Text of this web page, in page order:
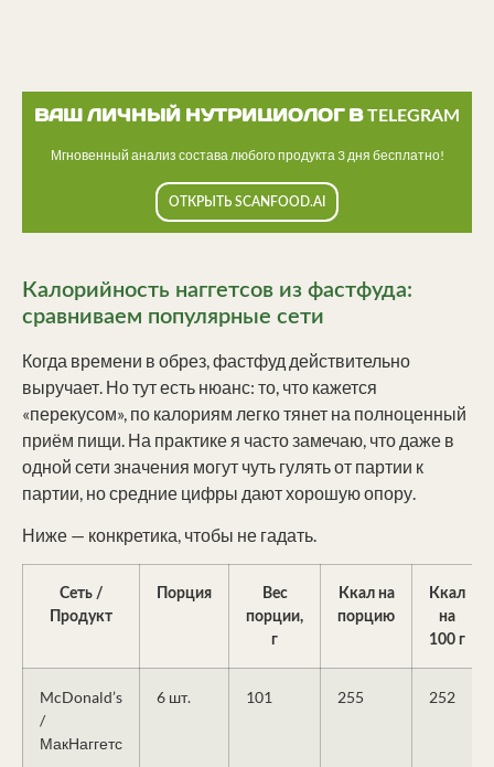
ВАШ ЛИЧНЫЙ НУТРИЦИОЛОГ В TELEGRAM
Мгновенный анализ состава любого продукта 3 дня бесплатно!
ОТКРЫТЬ SCANFOOD.AI
Калорийность наггетсов из фастфуда:
сравниваем популярные сети
Когда времени в обрез, фастфуд действительно
выручает. Но тут есть нюанс: то, что кажется
«перекусом», по калориям легко тянет на полноценный
приём пищи. На практике я часто замечаю, что даже в
одной сети значения могут чуть гулять от партии к
партии, но средние цифры дают хорошую опору.
Ниже — конкретика, чтобы не гадать.
Сеть /
Продукт
Порция
Вес
порции,
г
Ккал на
порцию
Ккал
на
100 г
McDonald’s
/
МакНаггетс
6 шт. 101 255 252